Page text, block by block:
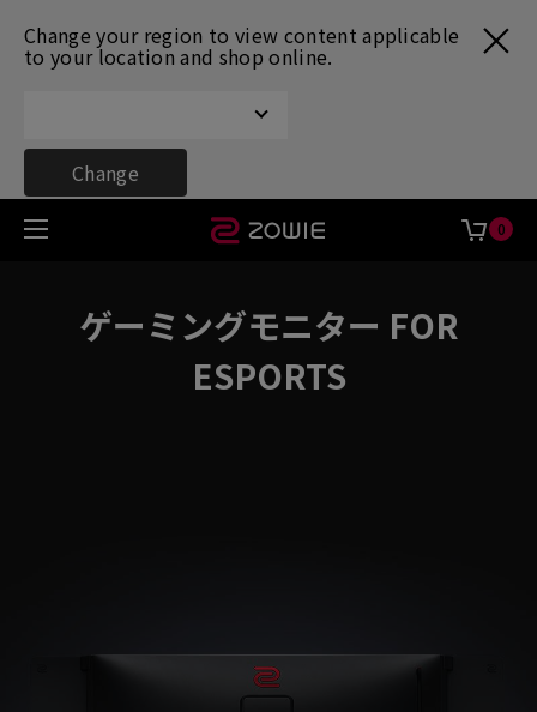
Change your region to view content applicable
to your location and shop online.
Change
0
ゲーミングモニター FOR
ESPORTS